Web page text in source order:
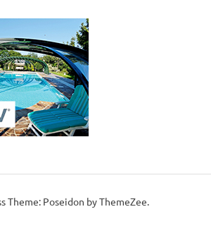
Theme: Poseidon by ThemeZee.